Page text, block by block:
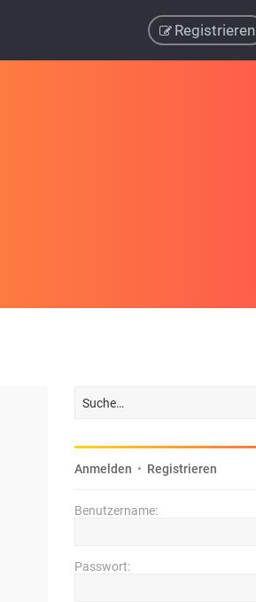
Registrieren
Anmelden • Registrieren
Benutzername:
Passwort: